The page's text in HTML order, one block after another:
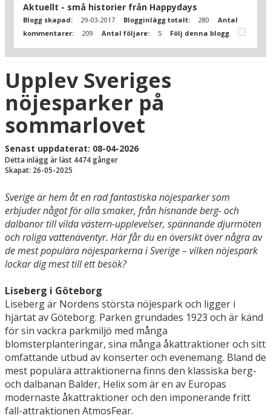
Aktuellt - små historier från Happydays
Blogg skapad: 29-03-2017 Blogginlägg totalt: 280
Antal
kommentarer:
209 Antal följare: 5 Följ denna blogg
Upplev Sveriges
nöjesparker på
sommarlovet
Senast uppdaterat: 08-04-2026
Detta inlägg är läst 4474 gånger
Skapat: 26-05-2025
Sverige är hem åt en rad fantastiska nöjesparker som
erbjuder något för alla smaker, från hisnande berg- och
dalbanor till vilda västern-upplevelser, spännande djurmöten
och roliga vattenäventyr. Här får du en översikt över några av
de mest populära nöjesparkerna i Sverige – vilken nöjespark
lockar dig mest till ett besök?
Liseberg i Göteborg
Liseberg är Nordens största nöjespark och ligger i
hjärtat av Göteborg. Parken grundades 1923 och är känd
för sin vackra parkmiljö med många
blomsterplanteringar, sina många åkattraktioner och sitt
omfattande utbud av konserter och evenemang. Bland de
mest populära attraktionerna finns den klassiska berg-
och dalbanan Balder, Helix som är en av Europas
modernaste åkattraktioner och den imponerande fritt
fall-attraktionen AtmosFear.